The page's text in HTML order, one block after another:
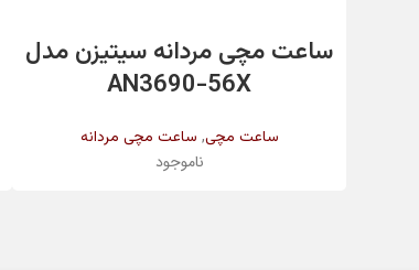
رنگ بند
رنگ بدنه
اطلاعات بیشتر
ساعت مچی مردانه سیتیزن مدل
AN3690-56X
ساعت مچی, ساعت مچی مردانه
ناموجود